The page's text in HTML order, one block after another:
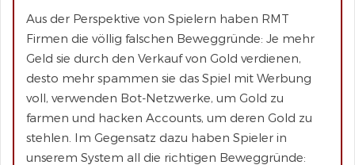
Aus der Perspektive von Spielern haben RMT
Firmen die völlig falschen Beweggründe: Je mehr
Geld sie durch den Verkauf von Gold verdienen,
desto mehr spammen sie das Spiel mit Werbung
voll, verwenden Bot-Netzwerke, um Gold zu
farmen und hacken Accounts, um deren Gold zu
stehlen. Im Gegensatz dazu haben Spieler in
unserem System all die richtigen Beweggründe: